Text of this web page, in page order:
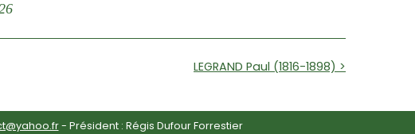
LEGRAND Paul (1816-1898) >
- Président : Régis Dufour Forrestier